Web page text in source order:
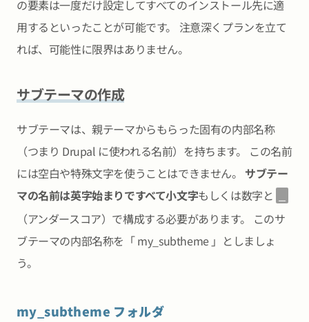
の要素は一度だけ設定してすべてのインストール先に適
用するといったことが可能です。 注意深くプランを立て
れば、可能性に限界はありません。
サブテーマの作成
サブテーマは、親テーマからもらった固有の内部名称
（つまり Drupal に使われる名前）を持ちます。 この名前
には空白や特殊文字を使うことはできません。 サブテー
マの名前は英字始まりですべて小文字もしくは数字と
（アンダースコア）で構成する必要があります。 このサ
ブテーマの内部名称を「 my_subtheme 」としましょ
う。
my_subtheme フォルダ